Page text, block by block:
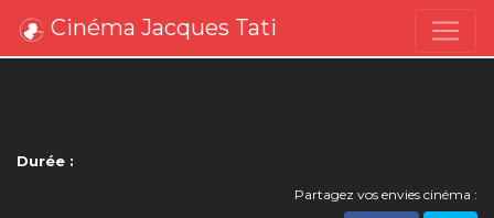
Cinéma Jacques Tati
Durée :
Partagez vos envies cinéma :